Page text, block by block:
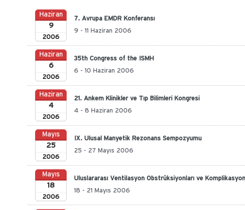
Haziran
9
2006
7. Avrupa EMDR Konferansı
9 - 11 Haziran 2006
Haziran
6
2006
35th Congress of the ISMH
6 - 10 Haziran 2006
Haziran
4
2006
21. Ankem Klinikler ve Tıp Bilimleri Kongresi
4 - 8 Haziran 2006
Mayıs
25
2006
IX. Ulusal Manyetik Rezonans Sempozyumu
25 - 27 Mayıs 2006
Mayıs
18
2006
Uluslararası Ventilasyon Obstrüksiyonları ve
18 - 21 Mayıs 2006